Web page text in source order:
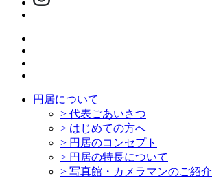
円居について
> 代表ごあいさつ
> はじめての方へ
> 円居のコンセプト
> 円居の特長について
> 写真館・カメラマンのご紹介